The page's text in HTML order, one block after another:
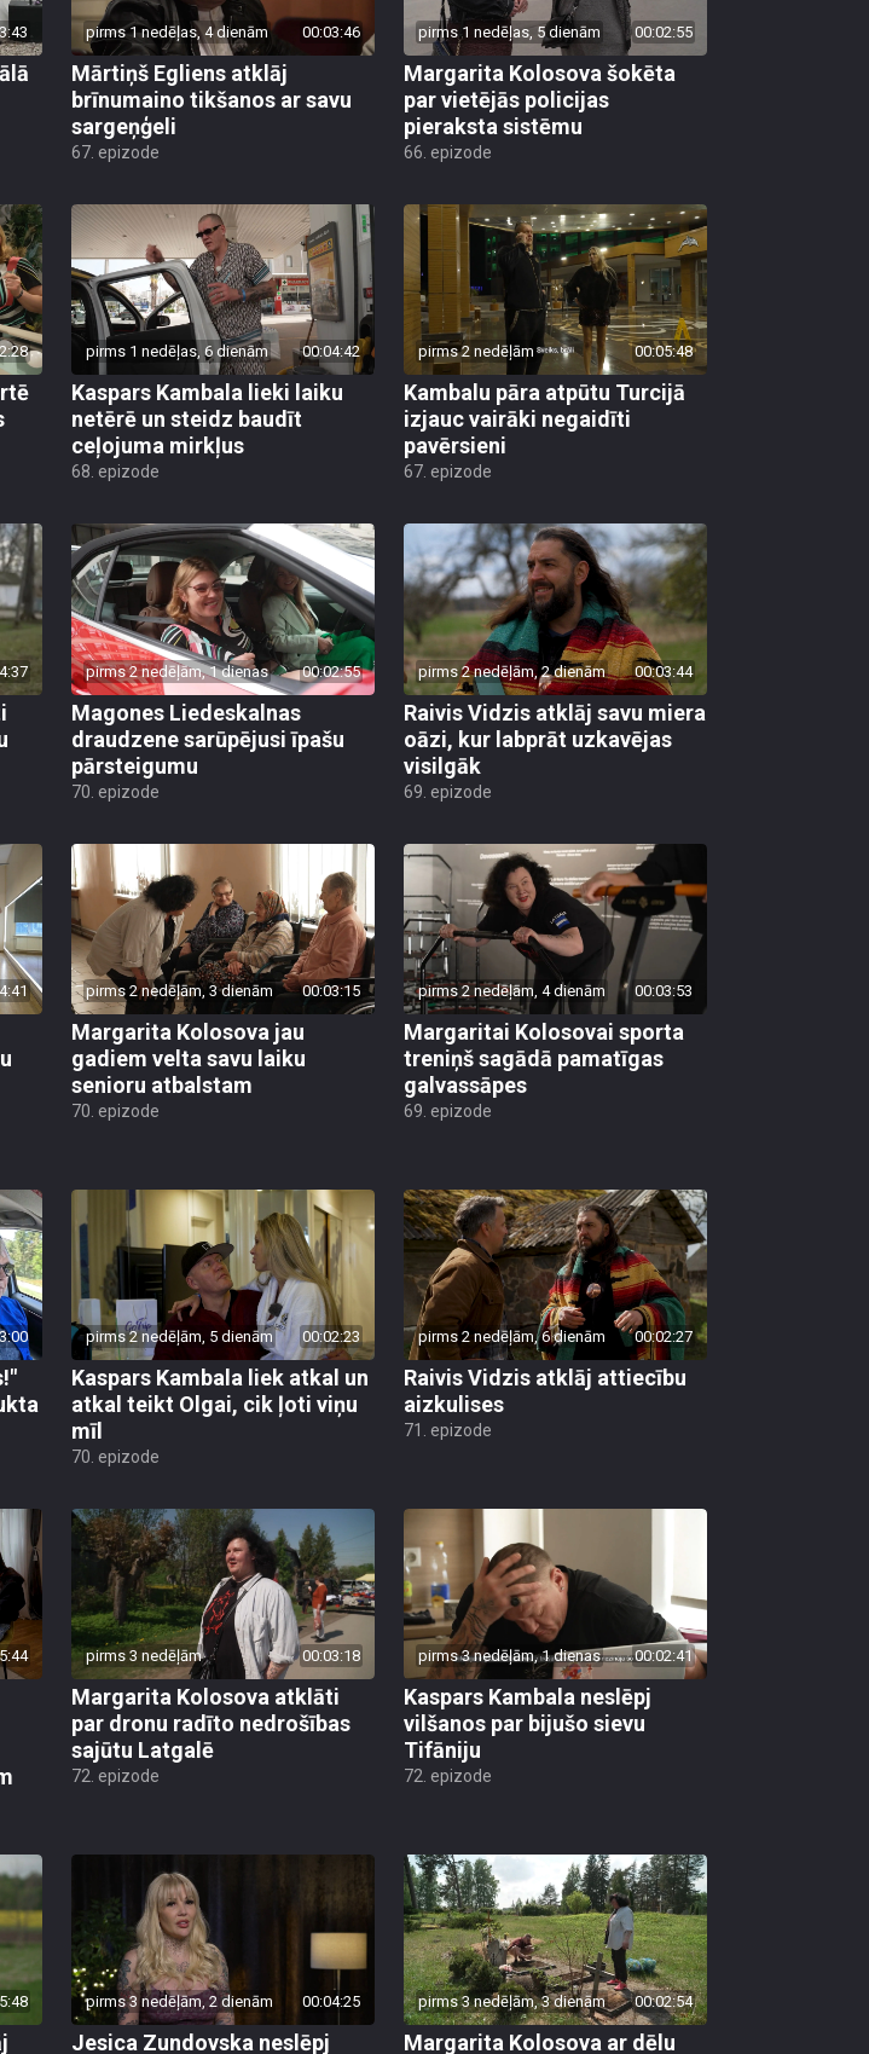
pirms 1 nedēļas, 4 dienām 00:03:46
Mārtiņš Egliens atklāj
brīnumaino tikšanos ar savu
sargeņģeli
67. epizode
pirms 1 nedēļas, 5 dienām 00:02:55
Margarita Kolosova šokēta
par vietējās policijas
pieraksta sistēmu
66. epizode
pirms 1 nedēļas, 6 dienām 00:04:42
Kaspars Kambala lieki laiku
netērē un steidz baudīt
ceļojuma mirkļus
68. epizode
pirms 2 nedēļām 00:05:48
Kambalu pāra atpūtu Turcijā
izjauc vairāki negaidīti
pavērsieni
67. epizode
pirms 2 nedēļām, 1 dienas 00:02:55
Magones Liedeskalnas
draudzene sarūpējusi īpašu
pārsteigumu
70. epizode
pirms 2 nedēļām, 2 dienām 00:03:44
Raivis Vidzis atklāj savu miera
oāzi, kur labprāt uzkavējas
visilgāk
69. epizode
pirms 2 nedēļām, 3 dienām 00:03:15
Margarita Kolosova jau
gadiem velta savu laiku
senioru atbalstam
70. epizode
pirms 2 nedēļām, 4 dienām 00:03:53
Margaritai Kolosovai sporta
treniņš sagādā pamatīgas
galvassāpes
69. epizode
pirms 2 nedēļām, 5 dienām 00:02:23
Kaspars Kambala liek atkal un
atkal teikt Olgai, cik ļoti viņu
mīl
70. epizode
pirms 2 nedēļām, 6 dienām 00:02:27
Raivis Vidzis atklāj attiecību
aizkulises
71. epizode
pirms 3 nedēļām 00:03:18
Margarita Kolosova atklāti
par dronu radīto nedrošības
sajūtu Latgalē
72. epizode
pirms 3 nedēļām, 1 dienas 00:02:41
Kaspars Kambala neslēpj
vilšanos par bijušo sievu
Tifāniju
72. epizode
pirms 3 nedēļām, 2 dienām 00:04:25
Jesica Zundovska neslēpj
pirms 3 nedēļām, 3 dienām 00:02:54
Margarita Kolosova ar dēlu